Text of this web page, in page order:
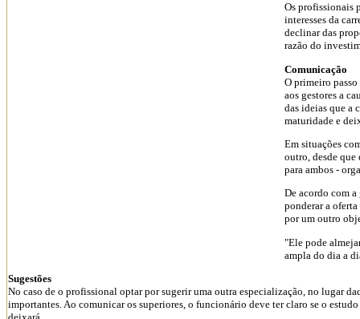
Os profissionais
interesses da
declinar das
razão do
Comunicação
O primeiro
aos gestores a
das ideias que a
maturidade e
Em situações
outro, desde
para ambos -
De acordo com
ponderar a
por um outro
"Ele pode
ampla do dia a
Sugestões
No caso de o profissional optar por sugerir uma outra especialização, no lugar
importantes. Ao comunicar os superiores, o funcionário deve ter claro se o